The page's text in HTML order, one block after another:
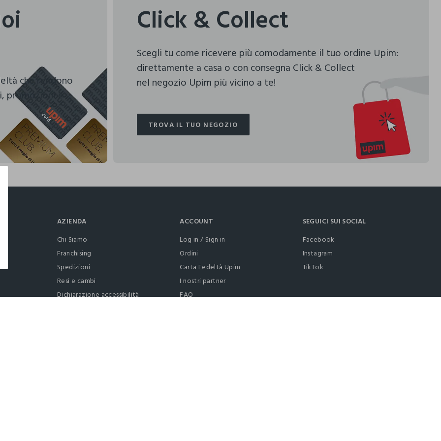
che rendono
e
Click & Collect
Scegli tu come ricevere più comodamente il tuo ordine Upim:
direttamente a casa o con consegna Click & Collect
nel negozio Upim più vicino a te!
TROVA IL TUO NEGOZIO
TROVA IL TUO NEGOZIO
AZIENDA
Chi Siamo
Franchising
Spedizioni
Resi e cambi
Dichiarazione accessibilità
ACCOUNT
Log in / Sign in
Ordini
Carta Fedeltà Upim
I nostri partner
FAQ
SEGUICI SUI SOCIAL
Facebook
Instagram
TikTok